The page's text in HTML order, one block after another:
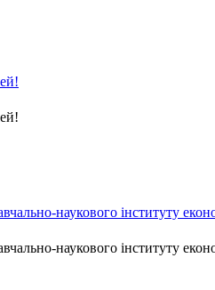
наукового інституту
наукового інституту